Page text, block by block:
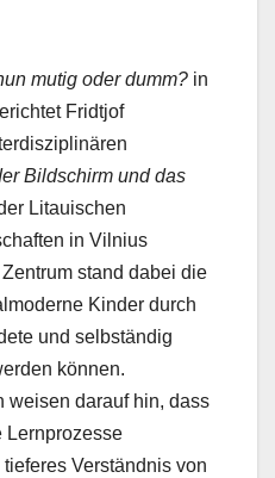
mutig oder dumm? in
Fridtjof
Bildschirm und das
Litauischen
in Vilnius
stand dabei die
Kinder durch
und selbständig
können.
weisen darauf hin, dass
Lernprozesse
Verständnis von